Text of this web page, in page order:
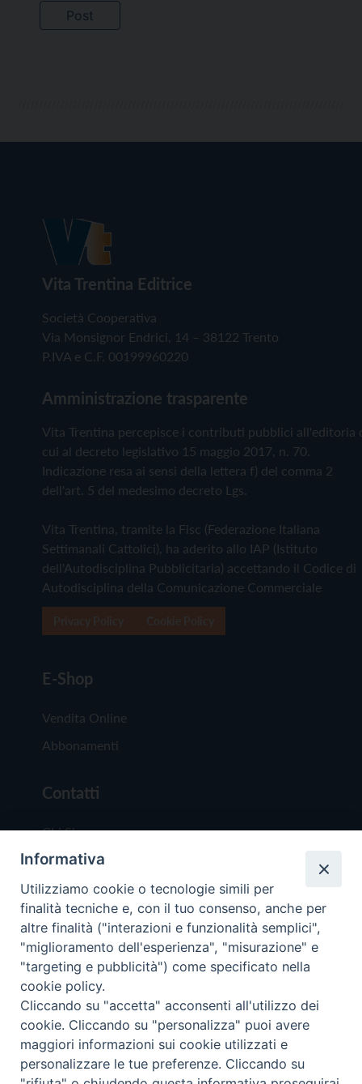
Vita Trentina Editrice
Società Cooperativa
Via Monsignor Endrici, 14 – 38122 Trento
P.IVA e C.F. 00199960220
Amministrazione trasparente
Vita Trentina percepisce i contributi pubblici all'editoria
cui al decreto legislativo 15 maggio 2017, n. 70.
Indicazione resa ai sensi della lettera f) del comma 2
dell'art. 5 del medesimo decreto Lgs.
Vita Trentina, tramite la Fisc (Federazione Italiana
Settimanali Cattolici), ha aderito allo IAP (Istituto
dell'Autodisciplina Pubblicitaria) accettando il Codice di
Autodisciplina della Comunicazione Commerciale
E-Shop
Vendita Online
Abbonamenti
Contatti
Chi Siamo
Redazione
Scrivici
Copyright © 2019 - Tutti i diritti riservati - Vita
Trentina Editrice
Privacy Policy
Torna
Informativa
Utilizziamo cookie o tecnologie simili per
finalità tecniche e, con il tuo consenso, anche per
altre finalità ("interazioni e funzionalità semplici",
"miglioramento dell'esperienza", "misurazione" e
"targeting e pubblicità") come specificato nella
cookie policy.
Cliccando su "accetta" acconsenti all'utilizzo dei
cookie. Cliccando su "personalizza" puoi avere
maggiori informazioni sui cookie utilizzati e
personalizzare le tue preferenze. Cliccando su